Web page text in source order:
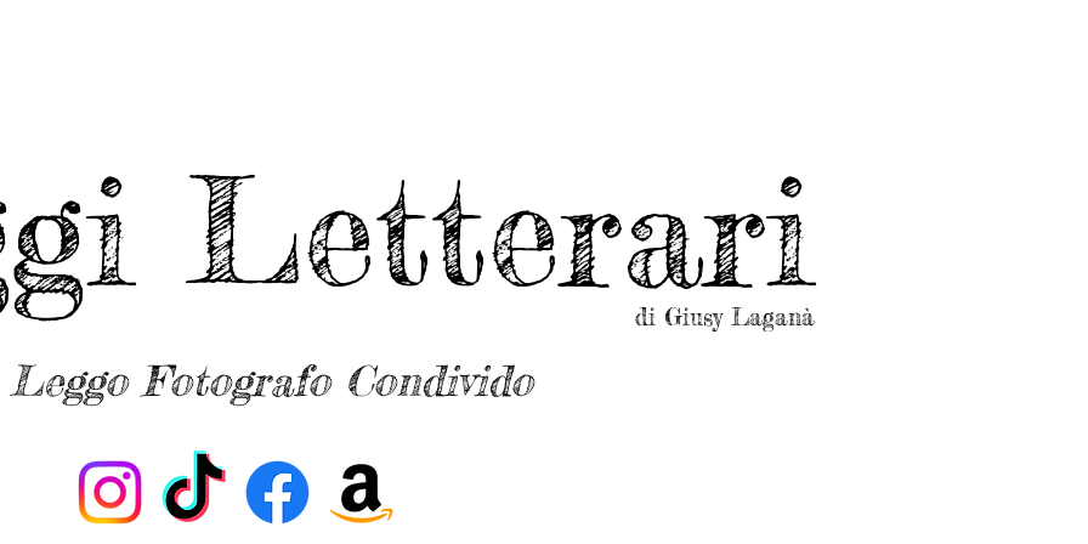
Letterari
di Giusy Laganà
Leggo Fotografo Condivido